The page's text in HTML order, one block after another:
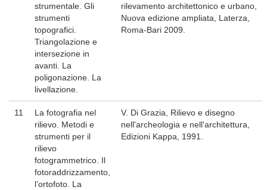
strumentale. Gli
strumenti
topografici.
Triangolazione e
intersezione in
avanti. La
poligonazione. La
livellazione.
rilevamento architettonico e urbano,
Nuova edizione ampliata, Laterza,
Roma-Bari 2009.
11
La fotografia nel
rilievo. Metodi e
strumenti per il
rilievo
fotogrammetrico. Il
fotoraddrizzamento,
l’ortofoto. La
V. Di Grazia, Rilievo e disegno
nell'archeologia e nell'architettura,
Edizioni Kappa, 1991.